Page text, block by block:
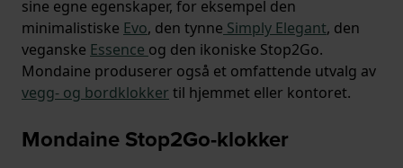
sine egne egenskaper, for eksempel den
minimalistiske Evo, den tynne Simply Elegant, den
veganske Essence og den ikoniske Stop2Go.
Mondaine produserer også et omfattende utvalg av
vegg- og bordklokker til hjemmet eller kontoret.
Mondaine Stop2Go-klokker